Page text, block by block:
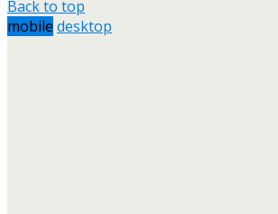
Back to top
mobile desktop